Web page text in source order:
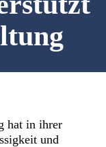
hat in ihrer
und